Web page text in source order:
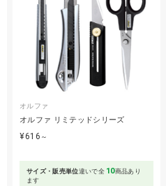
オルファ
オルファ リミテッドシリーズ
¥616 ～
サイズ・販売単位違いで全 10商品あり
ます